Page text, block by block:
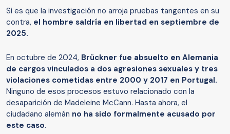
Si es que la investigación no arroja pruebas tangentes en su
contra, el hombre saldría en libertad en septiembre de
2025.
En octubre de 2024, Brückner fue absuelto en Alemania
de cargos vinculados a dos agresiones sexuales y tres
violaciones cometidas entre 2000 y 2017 en Portugal.
Ninguno de esos procesos estuvo relacionado con la
desaparición de Madeleine McCann. Hasta ahora, el
ciudadano alemán no ha sido formalmente acusado por
este caso.